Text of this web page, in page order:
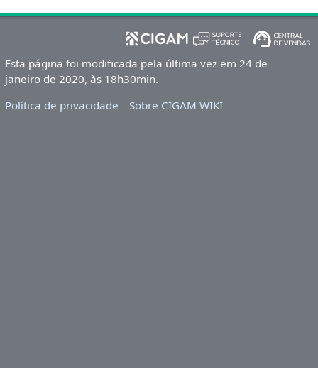
Esta página foi modificada pela última vez em 24 de
janeiro de 2020, às 18h30min.
Política de privacidade
Sobre CIGAM WIKI